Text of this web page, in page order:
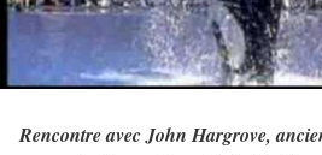
Rencontre avec John Hargrove,